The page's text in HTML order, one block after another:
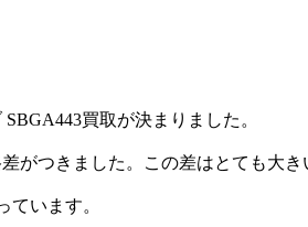
買取が決まりました。
がつきました。この差はとても大き
ています。